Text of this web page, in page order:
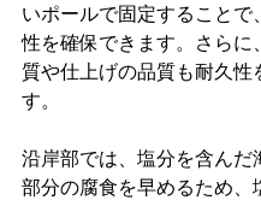
いポールで固定することで
性を確保できます。さらに
質や仕上げの品質も耐久性
す。
沿岸部では、塩分を含んだ
部分の腐食を早めるため、